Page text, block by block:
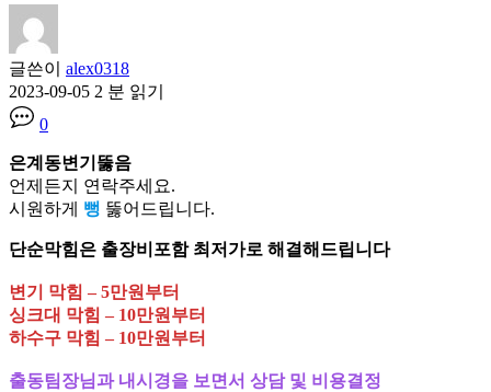
글쓴이 alex0318
2023-09-05 2 분 읽기
0
은계동변기뚫음
언제든지 연락주세요.
시원하게 뻥 뚫어드립니다.
단순막힘은 출장비포함 최저가로 해결해드립니다
변기 막힘 – 5만원부터
싱크대 막힘 – 10만원부터
하수구 막힘 – 10만원부터
출동팀장님과 내시경을 보면서 상담 및 비용결정